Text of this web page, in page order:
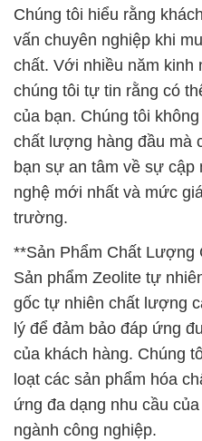
Chúng tôi hiểu rằng
vấn chuyên nghiệp khi
chất. Với nhiều năm kinh
chúng tôi tự tin rằng có
của bạn. Chúng tôi
chất lượng hàng đầu mà
bạn sự an tâm về sự cập
nghệ mới nhất và mức
trường.
**Sản Phẩm Chất Lượng
Sản phẩm Zeolite tự
gốc tự nhiên chất lượng
lý để đảm bảo đáp ứng
của khách hàng. Chúng
loạt các sản phẩm hóa
ứng đa dạng nhu cầu
ngành công nghiệp.